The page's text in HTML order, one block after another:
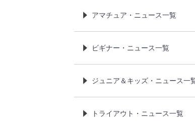
アマチュア・ニュース一覧
ビギナー・ニュース一覧
ジュニア＆キッズ・ニュース一
トライアウト・ニュース一覧